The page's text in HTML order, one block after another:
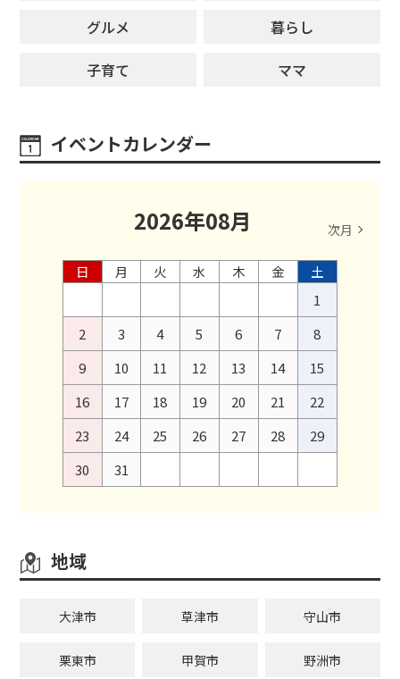
グルメ
暮らし
子育て
ママ
イベントカレンダー
2026年08月 次月
日 月 火 水 木 金
土
1
2
3 4 5 6 7
8
9
10 11 12 13 14
15
16
17 18 19 20 21
22
23
24 25 26 27 28
29
30
31
地域
大津市 草津市 守山市
栗東市 甲賀市 野洲市